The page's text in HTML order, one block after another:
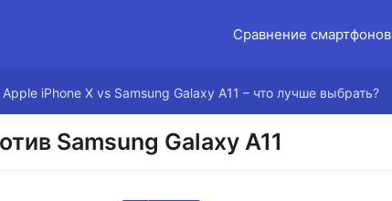
Сравнение смартфонов
Apple iPhone X vs Samsung Galaxy A11 – что лучше выбрать?
Samsung Galaxy A11